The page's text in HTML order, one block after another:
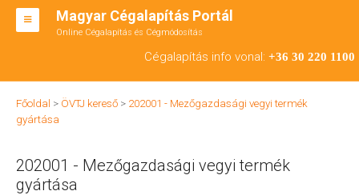
Magyar Cégalapítás Portál
Online Cégalapítás és Cégmódosítás
Cégalapítás info vonal: +36 30 220 1100
BT ALAPÍTÁS
RT ALAPÍTÁS
ÁTALAKULÁS
Főoldal > ÖVTJ kereső > 202001 - Mezőgazdasági vegyi termék
gyártása
202001 - Mezőgazdasági vegyi termék
gyártása